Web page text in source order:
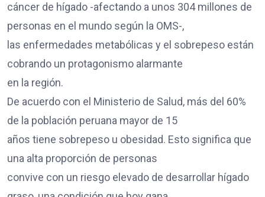
cáncer de hígado -afectando a unos 304 millones de
personas en el mundo según la OMS-,
las enfermedades metabólicas y el sobrepeso están
cobrando un protagonismo alarmante
en la región.
De acuerdo con el Ministerio de Salud, más del 60%
de la población peruana mayor de 15
años tiene sobrepeso u obesidad. Esto significa que
una alta proporción de personas
convive con un riesgo elevado de desarrollar hígado